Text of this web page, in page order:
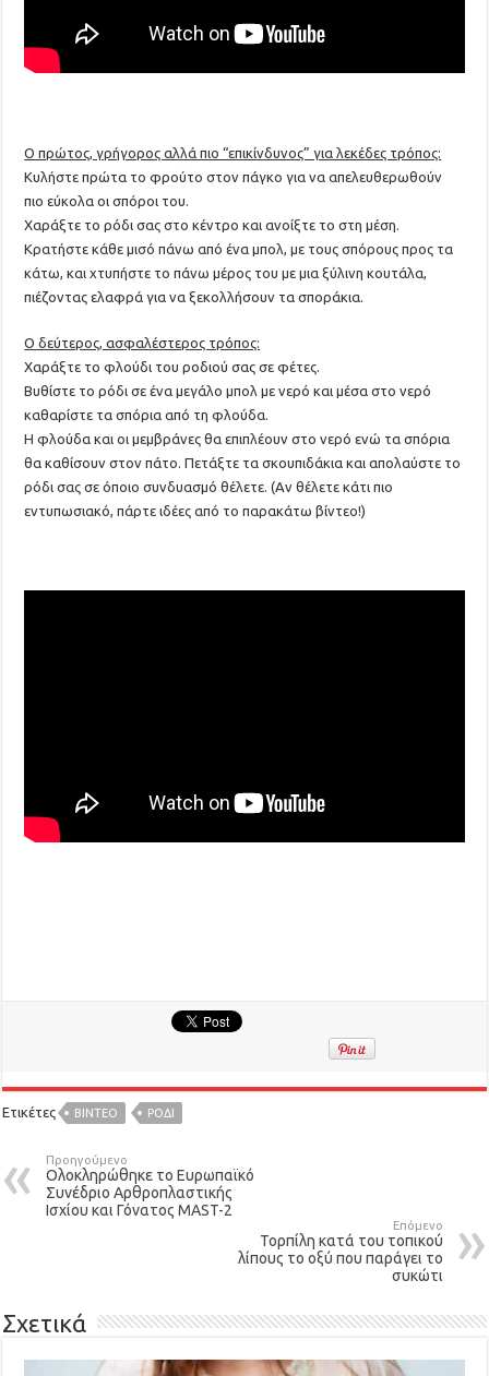
Ο πρώτος, γρήγορος αλλά πιο “επικίνδυνος” για λεκέδες τρόπος:
Κυλήστε πρώτα το φρούτο στον πάγκο για να απελευθερωθούν
πιο εύκολα οι σπόροι του.
Χαράξτε το ρόδι σας στο κέντρο και ανοίξτε το στη μέση.
Κρατήστε κάθε μισό πάνω από ένα μπολ, με τους σπόρους προς τα
κάτω, και χτυπήστε το πάνω μέρος του με μια ξύλινη κουτάλα,
πιέζοντας ελαφρά για να ξεκολλήσουν τα σποράκια.
Ο δεύτερος, ασφαλέστερος τρόπος:
Χαράξτε το φλούδι του ροδιού σας σε φέτες.
Βυθίστε το ρόδι σε ένα μεγάλο μπολ με νερό και μέσα στο νερό
καθαρίστε τα σπόρια από τη φλούδα.
Η φλούδα και οι μεμβράνες θα επιπλέουν στο νερό ενώ τα σπόρια
θα καθίσουν στον πάτο. Πετάξτε τα σκουπιδάκια και απολαύστε το
ρόδι σας σε όποιο συνδυασμό θέλετε. (Αν θέλετε κάτι πιο
εντυπωσιακό, πάρτε ιδέες από το παρακάτω βίντεο!)
Ετικέτες ΒΙΝΤΕΟ ΡΌΔΙ
Προηγούμενο
Ολοκληρώθηκε το Ευρωπαϊκό
Συνέδριο Αρθροπλαστικής
Ισχίου και Γόνατος MAST-2
Επόμενο
Τορπίλη κατά του τοπικού
λίπους το οξύ που παράγει το
συκώτι
Σχετικά